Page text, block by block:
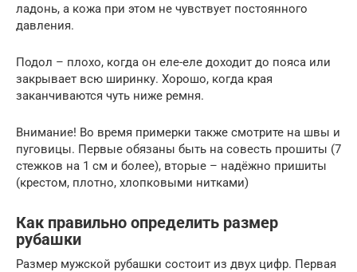
ладонь, а кожа при этом не чувствует постоянного
давления.
Подол – плохо, когда он еле-еле доходит до пояса или
закрывает всю ширинку. Хорошо, когда края
заканчиваются чуть ниже ремня.
Внимание! Во время примерки также смотрите на швы и
пуговицы. Первые обязаны быть на совесть прошиты (7
стежков на 1 см и более), вторые – надёжно пришиты
(крестом, плотно, хлопковыми нитками)
Как правильно определить размер
рубашки
Размер мужской рубашки состоит из двух цифр. Первая